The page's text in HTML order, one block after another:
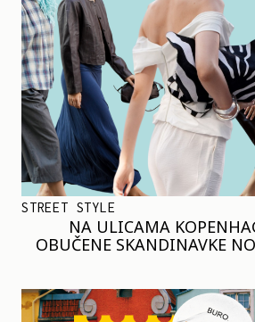
STREET STYLE
NA ULICAMA
OBUČENE SKANDINAVKE